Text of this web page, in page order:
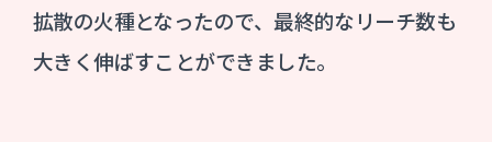
拡散の火種となったので、最終的なリーチ数も
大きく伸ばすことができました。